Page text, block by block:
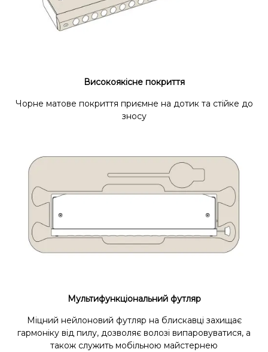
Високоякісне покриття
Чорне матове покриття приємне на дотик та стійке до
зносу
Мультифункціональний футляр
Міцний нейлоновий футляр на блискавці захищає
гармоніку від пилу, дозволяє волозі випаровуватися, а
також служить мобільною майстернею